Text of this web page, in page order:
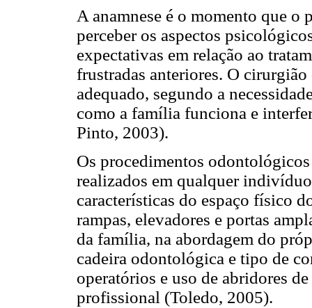
A anamnese é o momento que
perceber os aspectos
expectativas em relação ao
frustradas anteriores. O
adequado, segundo a
como a família funciona e
Pinto, 2003).
Os procedimentos
realizados em qualquer
características do espaço físico
rampas, elevadores e portas
da família, na abordagem do
cadeira odontológica e tipo de
operatórios e uso de abridores
profissional (Toledo, 2005).